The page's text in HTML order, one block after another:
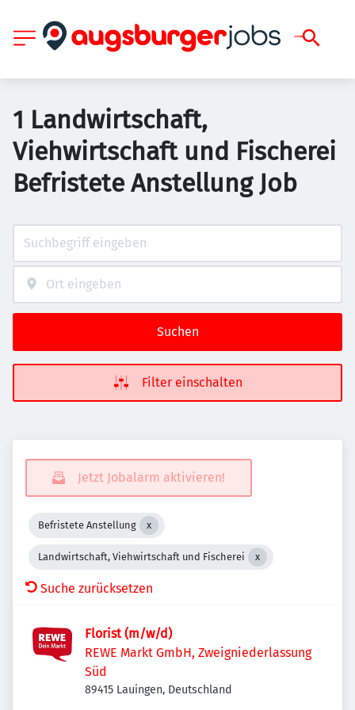
1 Landwirtschaft,
Viehwirtschaft und Fischerei
Befristete Anstellung Job
Suchen
Filter einschalten
Jetzt Jobalarm aktivieren!
Befristete Anstellung
Landwirtschaft, Viehwirtschaft und Fischerei
Suche zurücksetzen
Florist (m/w/d)
REWE Markt GmbH, Zweigniederlassung
Süd
89415 Lauingen, Deutschland